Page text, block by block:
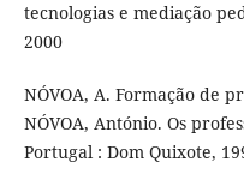
tecnologias e mediação
2000
NÓVOA, A. Formação de
NÓVOA, António. Os
Portugal : Dom Quixote,